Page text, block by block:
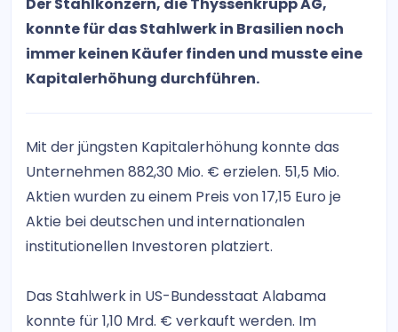
konnte für das Stahlwerk in Brasilien noch
immer keinen Käufer finden und musste eine
Kapitalerhöhung durchführen.
Mit der jüngsten Kapitalerhöhung konnte das
Unternehmen 882,30 Mio. € erzielen. 51,5 Mio.
Aktien wurden zu einem Preis von 17,15 Euro je
Aktie bei deutschen und internationalen
institutionellen Investoren platziert.
Das Stahlwerk in US-Bundesstaat Alabama
konnte für 1,10 Mrd. € verkauft werden. Im